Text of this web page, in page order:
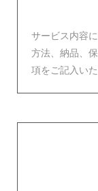
サービス内容
方法、納品、
項をご記入いた